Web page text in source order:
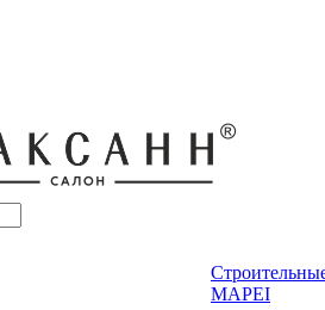
MAPEI